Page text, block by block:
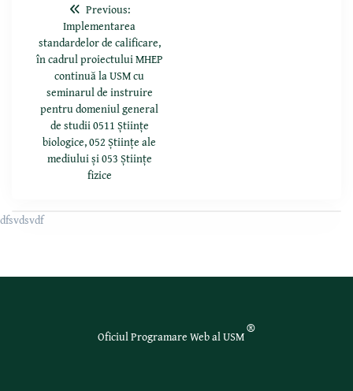
Previous:
Implementarea
standardelor de calificare,
în cadrul proiectului MHEP
continuă la USM cu
seminarul de instruire
pentru domeniul general
de studii 0511 Științe
biologice, 052 Științe ale
mediului și 053 Științe
fizice
dfsvdsvdf
Oficiul Programare Web al USM®